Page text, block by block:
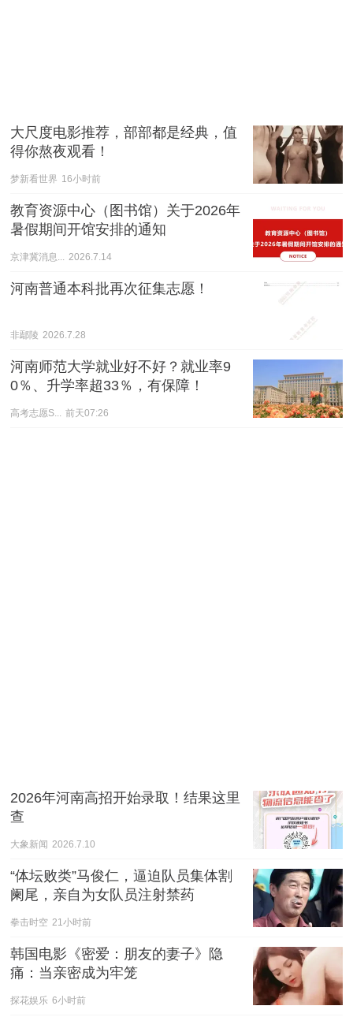
大尺度电影推荐，部部都是经典，值
得你熬夜观看！
梦新看世界 16小时前
教育资源中心（图书馆）关于2026年
暑假期间开馆安排的通知
京津冀消息... 2026.7.14
河南普通本科批再次征集志愿！
非鄢陵 2026.7.28
河南师范大学就业好不好？就业率9
0％、升学率超33％，有保障！
高考志愿S... 前天07:26
2026年河南高招开始录取！结果这里
查
大象新闻 2026.7.10
“体坛败类”马俊仁，逼迫队员集体割
阑尾，亲自为女队员注射禁药
拳击时空 21小时前
韩国电影《密爱：朋友的妻子》隐
痛：当亲密成为牢笼
探花娱乐 6小时前